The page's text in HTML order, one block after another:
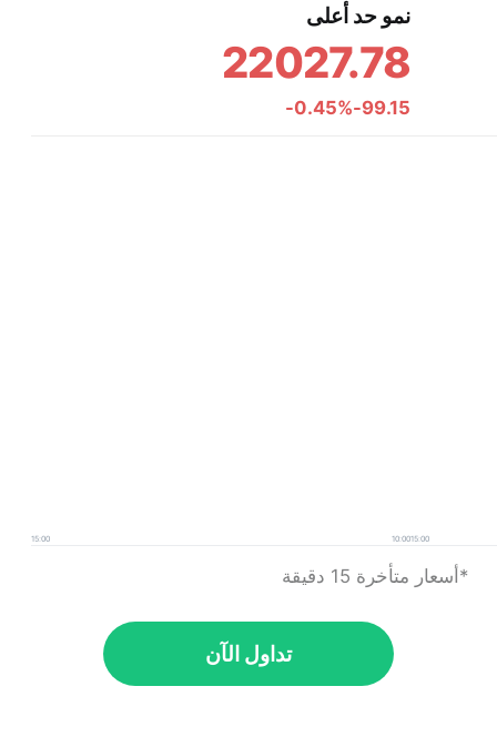
15:00
نمو حد أعلى
22027.78
-99.15
-0.45%
10:00
15:00
*أسعار متأخرة 15 دقيقة
تداول الآن